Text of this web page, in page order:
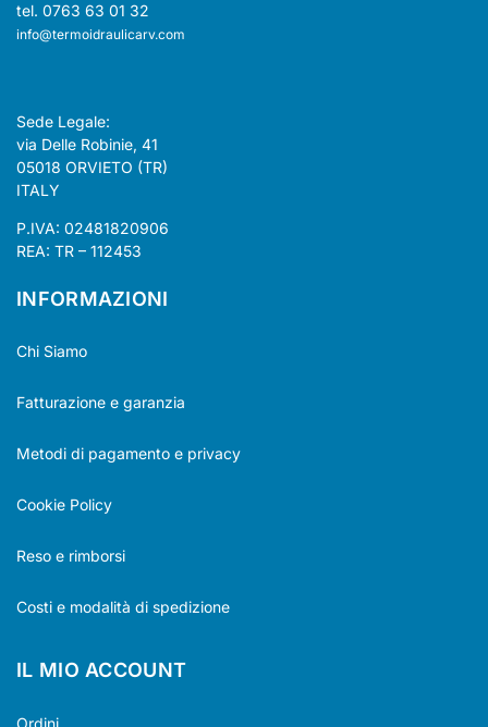
tel. 0763 63 01 32
info@termoidraulicarv.com
Sede Legale:
via Delle Robinie, 41
05018 ORVIETO (TR)
ITALY
P.IVA: 02481820906
REA: TR – 112453
INFORMAZIONI
Chi Siamo
Fatturazione e garanzia
Metodi di pagamento e privacy
Cookie Policy
Reso e rimborsi
Costi e modalità di spedizione
IL MIO ACCOUNT
Ordini